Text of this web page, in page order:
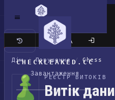
CHECKLEAKED.CC
Завантаження
Класичний сайт
Дім / Порушення / Chess
РЕЄСТР ВИТОКІВ
Витік